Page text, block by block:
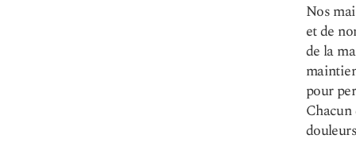
Nos
et de
de la
pour
Chacun